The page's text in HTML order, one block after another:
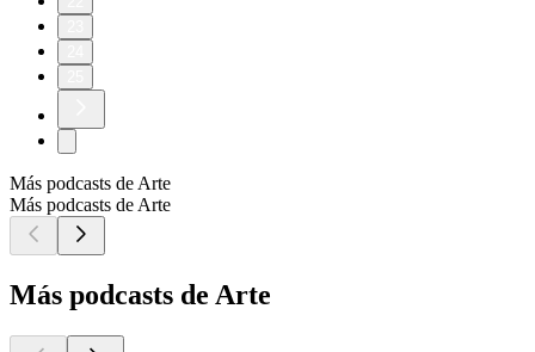
Más podcasts de Arte
Más podcasts de Arte
Más podcasts de Arte